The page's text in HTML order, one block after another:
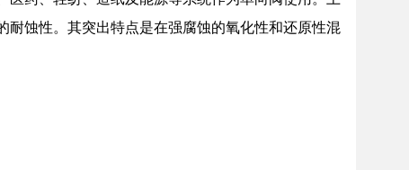
蚀性。其突出特点是在强腐蚀的氧化性和还原性混